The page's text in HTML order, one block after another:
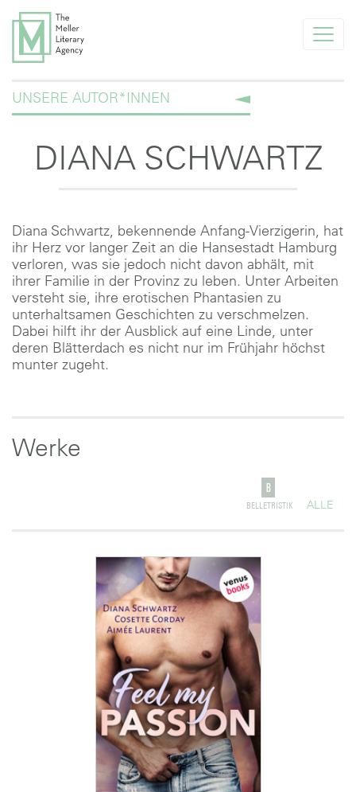
Tel. +49 89 366371
UNSERE AUTOR*INNEN
FÜR VERLAGE
AGENTUR
UNSERE KLIENTEN
UNSERE AUTOR*INNEN
DIANA SCHWARTZ
Diana Schwartz, bekennende Anfang-Vierzigerin, hat
ihr Herz vor langer Zeit an die Hansestadt Hamburg
verloren, was sie jedoch nicht davon abhält, mit
ihrer Familie in der Provinz zu leben. Unter Arbeiten
versteht sie, ihre erotischen Phantasien zu
unterhaltsamen Geschichten zu verschmelzen.
Dabei hilft ihr der Ausblick auf eine Linde, unter
deren Blätterdach es nicht nur im Frühjahr höchst
munter zugeht.
Werke
BELLETRISTIK ALLE